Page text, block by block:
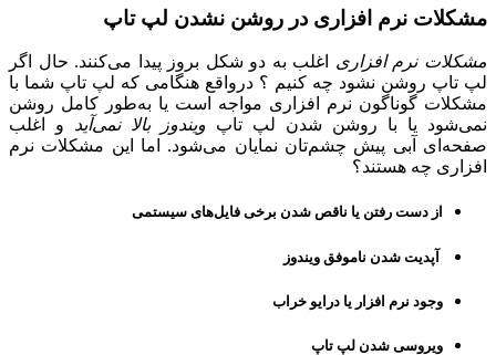
مشکلات نرم افزاری در روشن نشدن لپ تاپ
مشکلات نرم افزاری اغلب به دو شکل بروز پیدا می‌‌کنند. حال اگر
لپ تاپ روشن نشود چه کنیم ؟ درواقع هنگامی که لپ تاپ شما با
مشکلات گوناگون نرم افزاری مواجه است یا به‌طور کامل روشن
نمی‌شود یا با روشن شدن لپ تاپ ویندوز بالا نمی‌آید و اغلب
صفحه‌ای آبی پیش چشم‌تان نمایان می‌شود. اما این مشکلات نرم‌
افزاری چه هستند؟
از دست رفتن یا ناقص شدن برخی فایل‌های سیستمی
آپدیت شدن ناموفق ویندوز
وجود نرم افزار یا درایو خراب
ویروسی شدن لپ تاپ